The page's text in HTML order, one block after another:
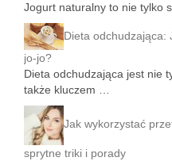
Jogurt naturalny to nie tylko
Dieta odchudzająca:
jo-jo?
Dieta odchudzająca jest nie
także kluczem …
Jak wykorzystać
sprytne triki i porady